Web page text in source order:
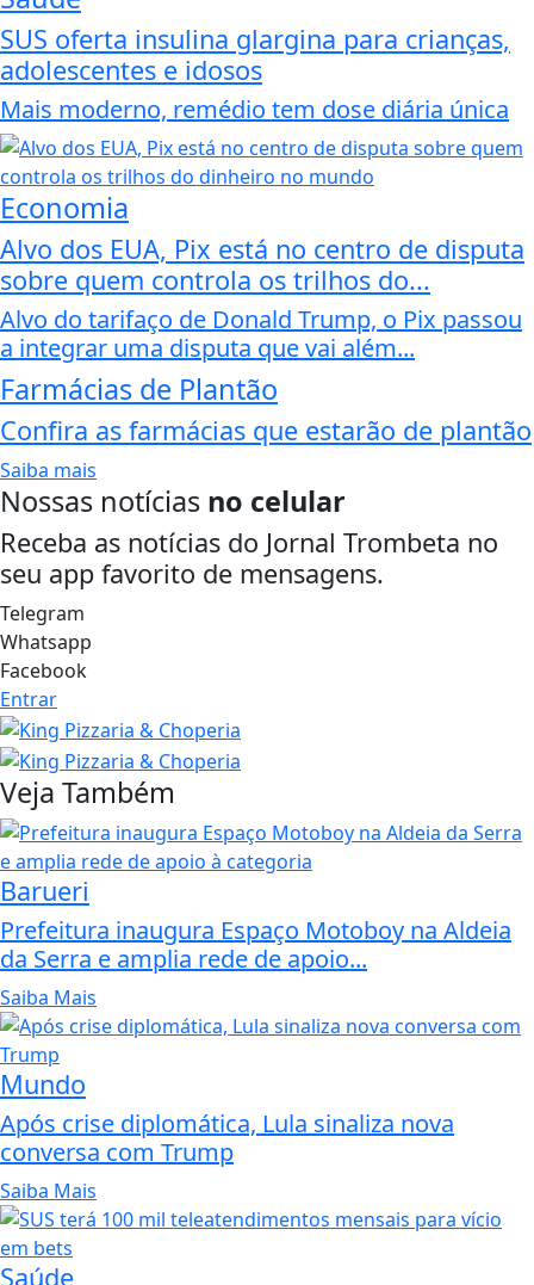
SUS oferta insulina glargina para crianças,
adolescentes e idosos
Mais moderno, remédio tem dose diária única
Economia
Alvo dos EUA, Pix está no centro de disputa
sobre quem controla os trilhos do...
Alvo do tarifaço de Donald Trump, o Pix passou
a integrar uma disputa que vai além...
Farmácias de Plantão
Confira as farmácias que estarão de plantão
Saiba mais
Nossas notícias no celular
Receba as notícias do Jornal Trombeta no
seu app favorito de mensagens.
Telegram
Whatsapp
Facebook
Entrar
Veja Também
Barueri
Prefeitura inaugura Espaço Motoboy na Aldeia
da Serra e amplia rede de apoio...
Saiba Mais
Mundo
Após crise diplomática, Lula sinaliza nova
conversa com Trump
Saiba Mais
Saúde